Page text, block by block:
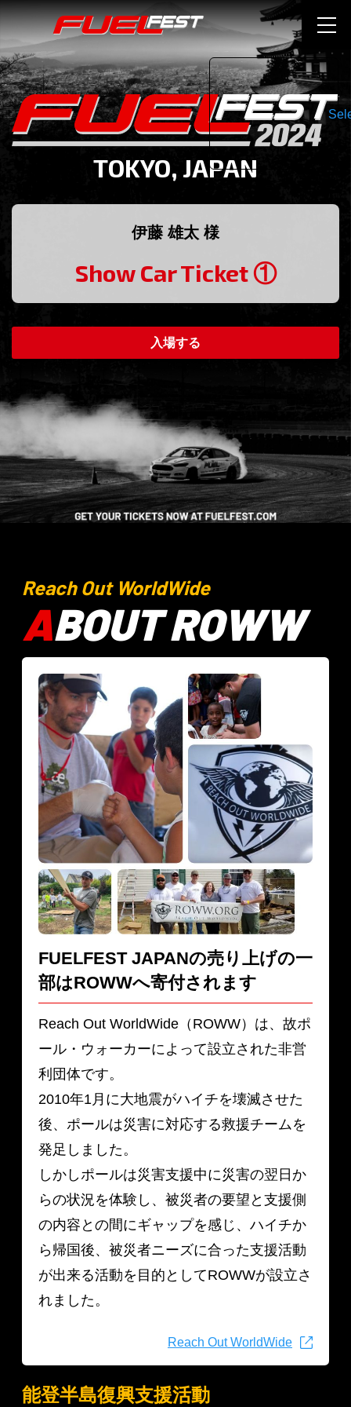
TOKYO, JAPAN
伊藤 雄太 様
Show Car Ticket ①
Reach Out WorldWide
ABOUT ROWW
FUELFEST JAPANの売り上げの一
部はROWWへ寄付されます
Reach Out WorldWide（ROWW）は、故ポ
ール・ウォーカーによって設立された非営
利団体です。
2010年1月に大地震がハイチを壊滅させた
後、ポールは災害に対応する救援チームを
発足しました。
しかしポールは災害支援中に災害の翌日か
らの状況を体験し、被災者の要望と支援側
の内容との間にギャップを感じ、ハイチか
ら帰国後、被災者ニーズに合った支援活動
が出来る活動を目的としてROWWが設立さ
れました。
Reach Out WorldWide
能登半島復興支援活動